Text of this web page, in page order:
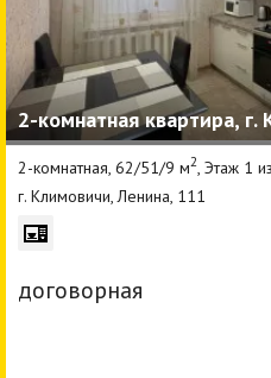
2-комнатная квартира,
2-комнатная, 62/51/9 м2, Этаж 1
г. Климовичи, Ленина, 111
договорная